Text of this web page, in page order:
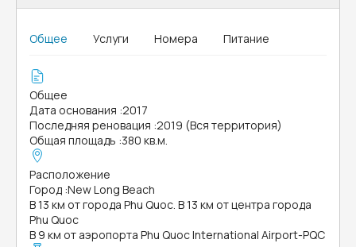
Общее Услуги Номера Питание
Общее
Дата основания :2017
Последняя реновация :2019 (Вся территория)
Общая площадь :380 кв.м.
Расположение
Город :New Long Beach
В 13 км от города Phu Quoc. В 13 км от центра города
Phu Quoc
В 9 км от аэропорта Phu Quoc International Airport-PQC